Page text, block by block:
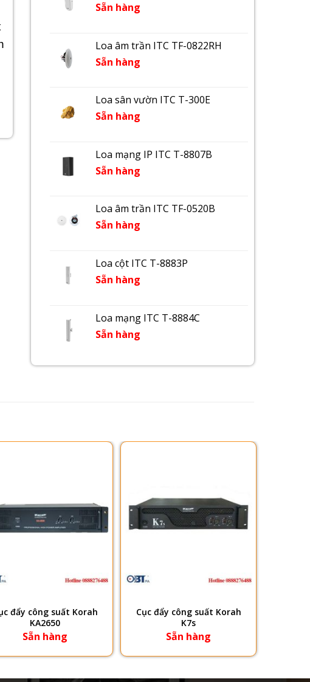
Sẵn hàng
Loa âm trần ITC TF-0822RH
Sẵn hàng
Loa sân vườn ITC T-300E
Sẵn hàng
Loa mạng IP ITC T-8807B
Sẵn hàng
Loa âm trần ITC TF-0520B
Sẵn hàng
Loa cột ITC T-8883P
Sẵn hàng
Loa mạng ITC T-8884C
Sẵn hàng
đẩy công suất Korah
KA2650
Sẵn hàng
Cục đẩy công suất Korah
K7s
Sẵn hàng